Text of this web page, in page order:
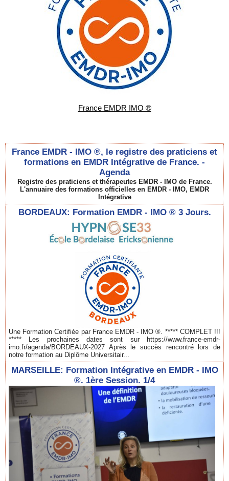
France EMDR IMO ®
France EMDR - IMO ®, le registre des praticiens et
formations en EMDR Intégrative de France. -
Agenda
Registre des praticiens et thérapeutes EMDR - IMO de France.
L'annuaire des formations officielles en EMDR - IMO, EMDR
Intégrative
BORDEAUX: Formation EMDR - IMO ® 3 Jours.
Une Formation Certifiée par France EMDR - IMO ®. ***** COMPLET !!!
***** Les prochaines dates sont sur https://www.france-emdr-
imo.fr/agenda/BORDEAUX-2027 Après le succès rencontré lors de
notre formation au Diplôme Universitair...
MARSEILLE: Formation Intégrative en EMDR - IMO
®. 1ère Session. 1/4